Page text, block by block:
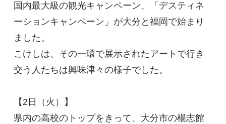
国内最大級の観光キャンペーン、「デスティネ
ーションキャンペーン」が大分と福岡で始まり
ました。
こけしは、その一環で展示されたアートで行き
交う人たちは興味津々の様子でした。
【2日（火）】
県内の高校のトップをきって、大分市の楊志館